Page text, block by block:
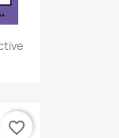
favorite_border